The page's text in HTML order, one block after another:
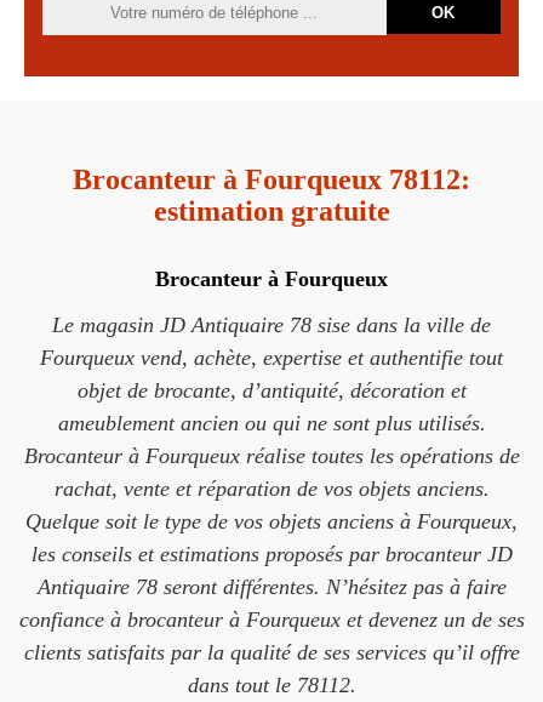
Brocanteur à Fourqueux 78112:
estimation gratuite
Brocanteur à Fourqueux
Le magasin JD Antiquaire 78 sise dans la ville de
Fourqueux vend, achète, expertise et authentifie tout
objet de brocante, d’antiquité, décoration et
ameublement ancien ou qui ne sont plus utilisés.
Brocanteur à Fourqueux réalise toutes les opérations de
rachat, vente et réparation de vos objets anciens.
Quelque soit le type de vos objets anciens à Fourqueux,
les conseils et estimations proposés par brocanteur JD
Antiquaire 78 seront différentes. N’hésitez pas à faire
confiance à brocanteur à Fourqueux et devenez un de ses
clients satisfaits par la qualité de ses services qu’il offre
dans tout le 78112.